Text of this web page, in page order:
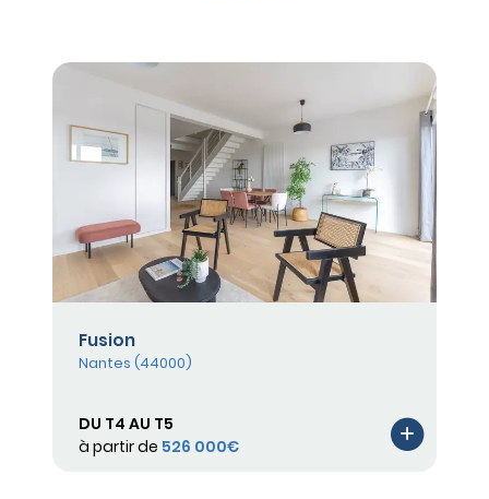
Fusion
Nantes (44000)
DU T4 AU T5
à partir de 526 000€